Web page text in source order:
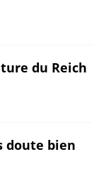
du Reich
doute bien